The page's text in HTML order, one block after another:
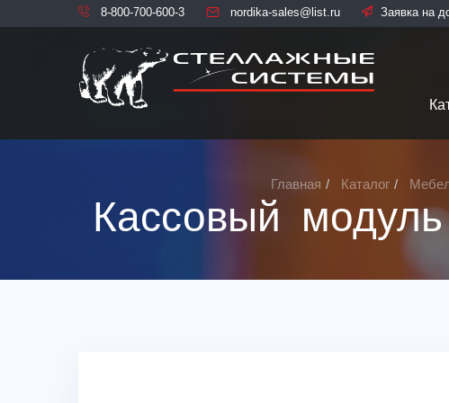
8-800-700-600-3 nordika-sales@list.ru Заявка на
Главная Каталог
Кассовый